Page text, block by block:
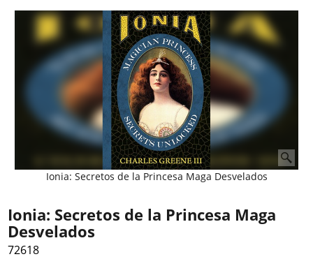
Ionia: Secretos de la Princesa Maga Desvelados
Ionia: Secretos de la Princesa Maga
Desvelados
72618